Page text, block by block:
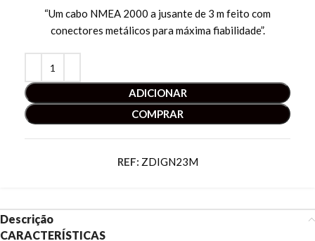
“Um cabo NMEA 2000 a jusante de 3 m feito com
conectores metálicos para máxima fiabilidade”.
ADICIONAR
COMPRAR
REF: ZDIGN23M
Descrição
CARACTERÍSTICAS